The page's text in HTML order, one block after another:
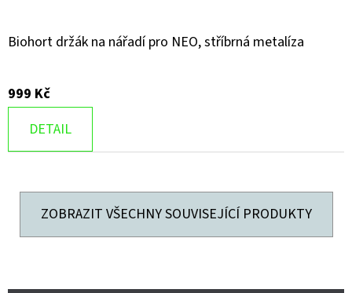
Biohort držák na nářadí pro NEO, stříbrná metalíza
999 Kč
DETAIL
ZOBRAZIT VŠECHNY SOUVISEJÍCÍ PRODUKTY